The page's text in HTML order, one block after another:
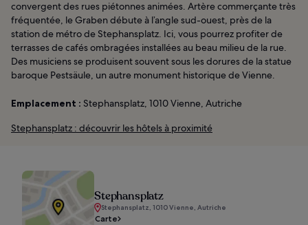
convergent des rues piétonnes animées. Artère commerçante très
fréquentée, le Graben débute à l’angle sud-ouest, près de la
station de métro de Stephansplatz. Ici, vous pourrez profiter de
terrasses de cafés ombragées installées au beau milieu de la rue.
Des musiciens se produisent souvent sous les dorures de la statue
baroque Pestsäule, un autre monument historique de Vienne.
Emplacement : Stephansplatz, 1010 Vienne, Autriche
Stephansplatz : découvrir les hôtels à proximité
Stephansplatz
Stephansplatz, 1010 Vienne, Autriche
Carte